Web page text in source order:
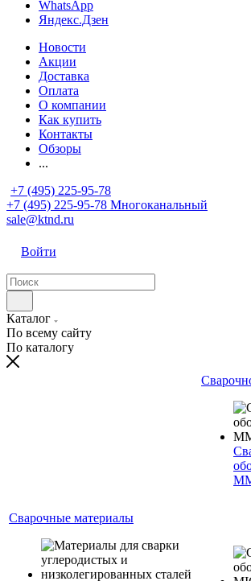
WhatsApp
Яндекс.Дзен
Новости
Акции
Доставка
Оплата
О компании
Как купить
Контакты
Обзоры
...
+7 (495) 225-95-78
+7 (495) 225-95-78 Многоканальный
sale@ktnd.ru
Войти
Каталог
По всему сайту
По каталогу
Сварочные материалы